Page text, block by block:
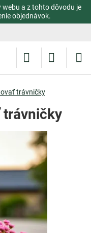
webu a z tohto dôvodu je
objednávok.
trávničky
trávničky